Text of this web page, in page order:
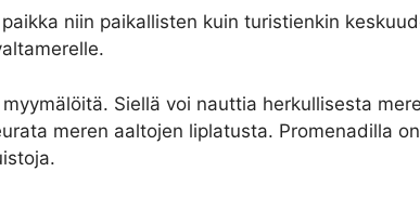
niin paikallisten kuin turistienkin
Siellä voi nauttia herkullisesta
meren aaltojen liplatusta. Promenadilla